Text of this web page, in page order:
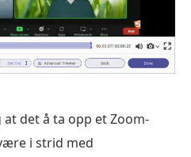
det å ta opp et Zoom-
i strid med